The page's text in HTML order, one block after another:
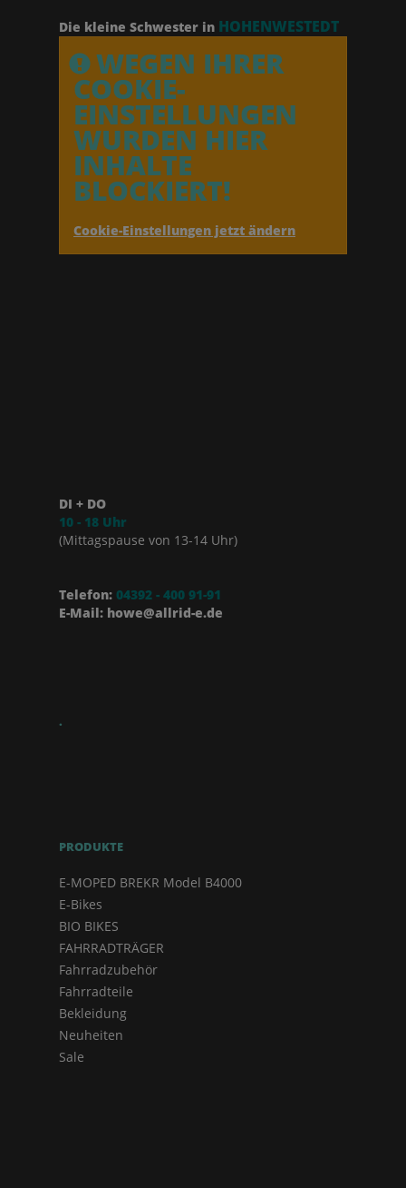
Die kleine Schwester in HOHENWESTEDT
WEGEN IHRER
COOKIE-
EINSTELLUNGEN
WURDEN HIER
INHALTE
BLOCKIERT!
Cookie-Einstellungen jetzt ändern
DI + DO
10 - 18 Uhr
(Mittagspause von 13-14 Uhr)
Telefon: 04392 - 400 91-91
E-Mail: howe@allrid-e.de
.
PRODUKTE
E-MOPED BREKR Model B4000
E-Bikes
BIO BIKES
FAHRRADTRÄGER
Fahrradzubehör
Fahrradteile
Bekleidung
Neuheiten
Sale